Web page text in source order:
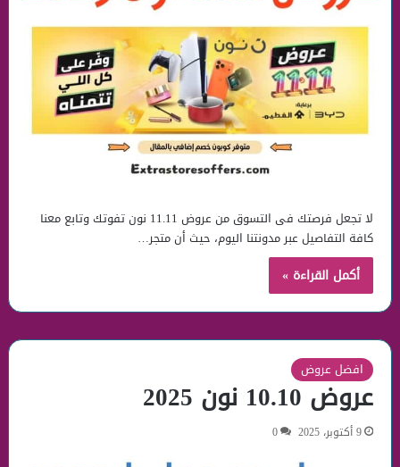
لا تجعل فرصتك فى التسوق من عروض 11.11 نون تفوتك وتابع معنا
كافة التفاصيل عبر مدونتنا اليوم، حيث أن متجر…
أكمل القراءة »
افضل عروض
عروض 10.10 نون 2025
9 أكتوبر، 2025 0